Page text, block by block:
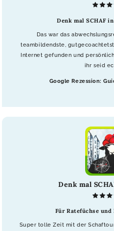
Denk mal SCHAF
Das war das
teambildendste,
Internet gefunden und
ihr seid
Google Rezession:
Denk mal
Für Ratefüchse und
Super tolle Zeit mit der